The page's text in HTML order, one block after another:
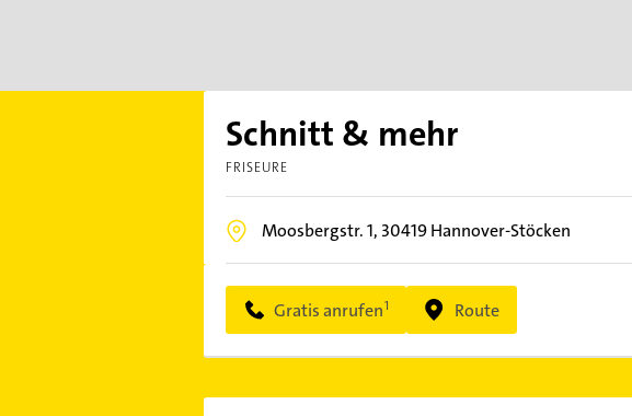
Schnitt & mehr
FRISEURE
Moosbergstr. 1, 30419Hannover-Stöcken
Gratis anrufen Route